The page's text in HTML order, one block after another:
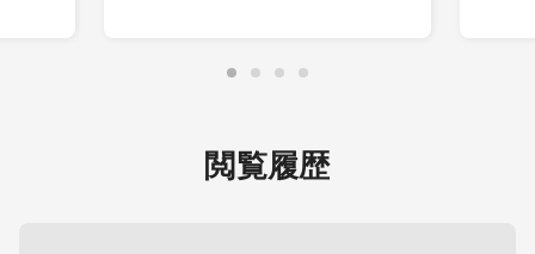
閲覧履歴